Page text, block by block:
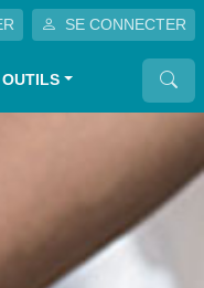
SE CONNECTER
OUTILS